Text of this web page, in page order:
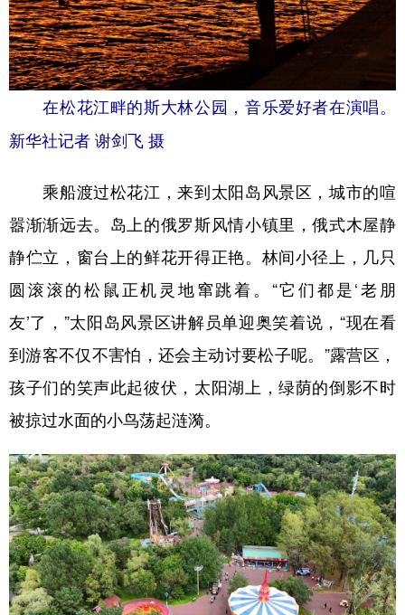
在松花江畔的斯大林公园，音乐爱好者在演唱。
新华社记者 谢剑飞 摄
乘船渡过松花江，来到太阳岛风景区，城市的喧
嚣渐渐远去。岛上的俄罗斯风情小镇里，俄式木屋静
静伫立，窗台上的鲜花开得正艳。林间小径上，几只
圆滚滚的松鼠正机灵地窜跳着。“它们都是‘老朋
友’了，”太阳岛风景区讲解员单迎奥笑着说，“现在看
到游客不仅不害怕，还会主动讨要松子呢。”露营区，
孩子们的笑声此起彼伏，太阳湖上，绿荫的倒影不时
被掠过水面的小鸟荡起涟漪。